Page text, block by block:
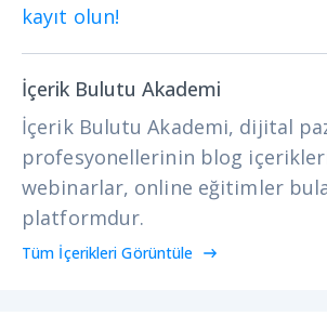
kayıt olun!
İçerik Bulutu Akademi
İçerik Bulutu Akademi, dijital
profesyonellerinin blog
webinarlar, online eğitimler
platformdur.
Tüm İçerikleri Görüntüle